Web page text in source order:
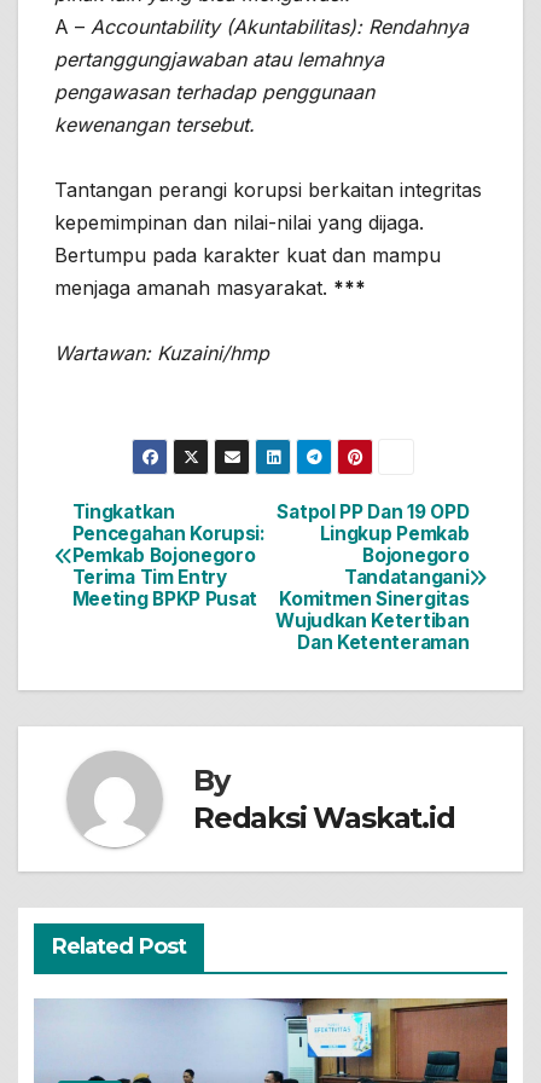
A – Accountability (Akuntabilitas): Rendahnya
pertanggungjawaban atau lemahnya
pengawasan terhadap penggunaan
kewenangan tersebut.
Tantangan perangi korupsi berkaitan integritas
kepemimpinan dan nilai-nilai yang dijaga.
Bertumpu pada karakter kuat dan mampu
menjaga amanah masyarakat. ***
Wartawan: Kuzaini/hmp
Navigasi
pos
Satpol PP Dan 19 OPD
Lingkup Pemkab
Bojonegoro
Tandatangani
Komitmen Sinergitas
Wujudkan Ketertiban
Dan Ketenteraman
Tingkatkan
Pencegahan Korupsi:
Pemkab Bojonegoro
Terima Tim Entry
Meeting BPKP Pusat
By
Redaksi Waskat.id
Related Post